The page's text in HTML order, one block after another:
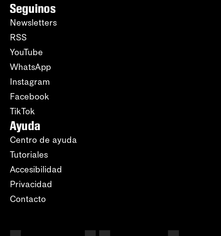
Seguinos
Newsletters
RSS
YouTube
WhatsApp
Instagram
Facebook
TikTok
Ayuda
Centro de ayuda
Tutoriales
Accesibilidad
Privacidad
Contacto